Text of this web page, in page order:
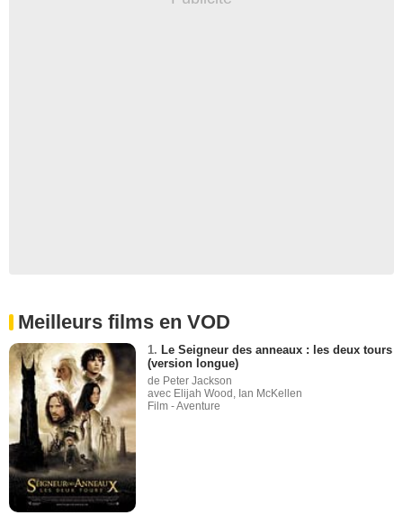
Meilleurs films en VOD
1. Le Seigneur des anneaux : les deux tours
(version longue)
de Peter Jackson
avec Elijah Wood, Ian McKellen
Film - Aventure